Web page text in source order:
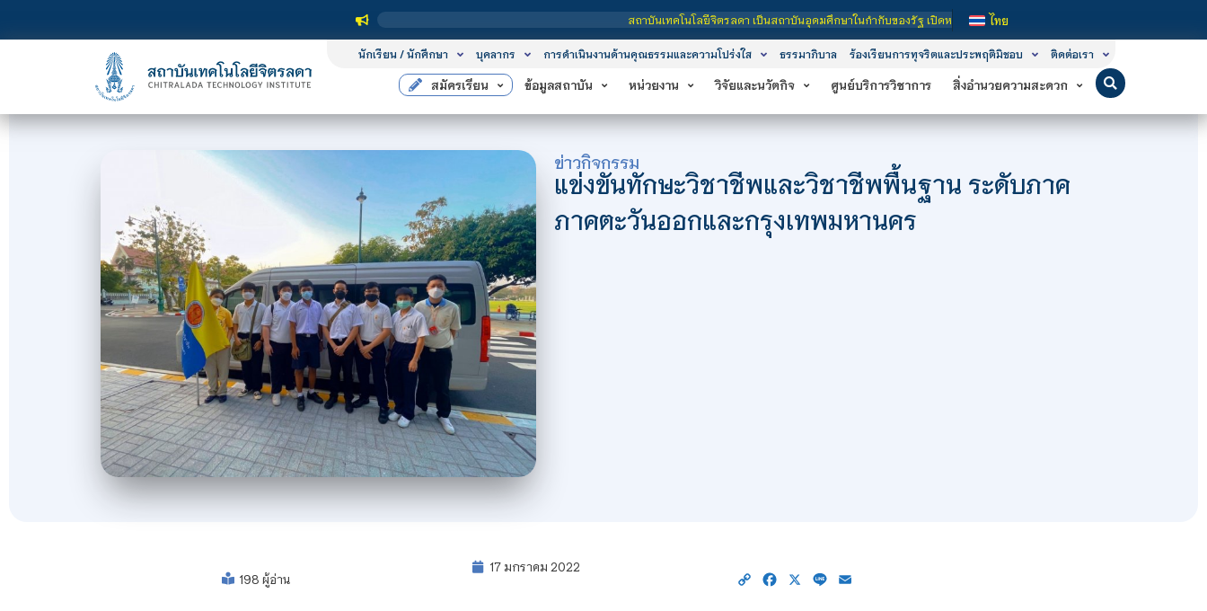
สถาบันเทคโนโลยีจิตรลดา เป็นสถาบันอุดมศึกษาในกำกับของรัฐ เปิดหลักสูตรการเรียนการสอน 3 ระดับ คือ ระดับประกาศนียบัตรวิชาชีพ (ปวช.), ระดับประก
ไทย
นักเรียน / นักศึกษา บุคลากร การดำเนินงานด้านคุณธรรมและความโปร่งใส ธรรมาภิบาล ร้องเรียนการทุจริตและประพฤติมิชอบ ติดต่อเรา
สมัครเรียน ข้อมูลสถาบัน หน่วยงาน วิจัยและนวัตกิจ ศูนย์บริการวิชาการ สิ่งอำนวยความสะดวก
ข่าวกิจกรรม
แข่งขันทักษะวิชาชีพและวิชาชีพพื้นฐาน ระดับภาค
ภาคตะวันออกและกรุงเทพมหานคร
198 ผู้อ่าน
17 มกราคม 2022
Copy Facebook
X Line